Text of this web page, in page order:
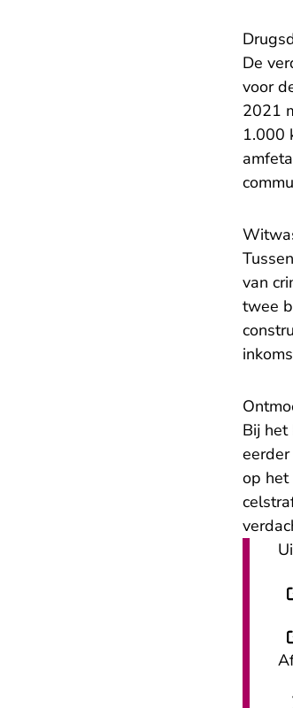
De
voor
2021
1.000
van
twee
Bij
op het